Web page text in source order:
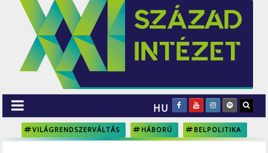
HU
VILÁGRENDSZERVÁLTÁS HÁBORÚ BELPOLITIKA